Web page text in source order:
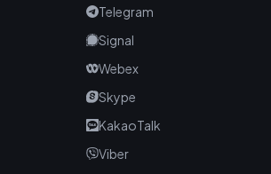
Telegram
Signal
Webex
Skype
KakaoTalk
Viber